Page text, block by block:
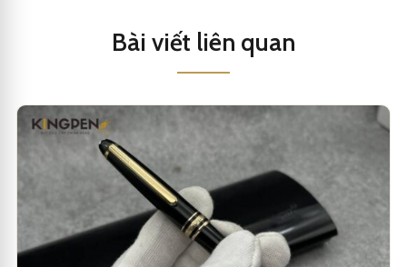
Bài viết liên quan